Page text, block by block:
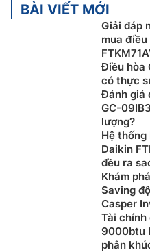
Điều hòa Panasonic
CU/CS-RU9AKH-8
khuẩn, khử mùi
Điều hòa Panasonic giá rẻ
BÀI VIẾT MỚI
Giải đáp
mua
Điều hòa
có thực
Đánh giá
GC-
lượng?
Hệ
Daikin
đều ra
Khám
Saving
Casper
Tài
9000btu
phân